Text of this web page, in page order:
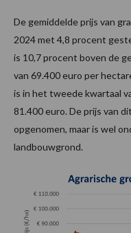
De gemiddelde prijs van
2024 met 4,8 procent
is 10,7 procent boven de
van 69.400 euro per
is in het tweede kwartaal
81.400 euro. De prijs van
opgenomen, maar is wel
landbouwgrond.